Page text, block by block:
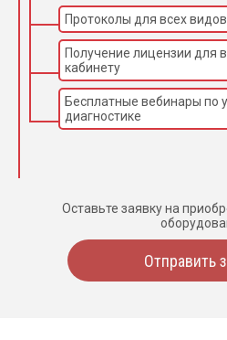
Протоколы для всех
Получение лицензии для
кабинету
Бесплатные вебинары по
диагностике
Оставьте заявку на
Отправить